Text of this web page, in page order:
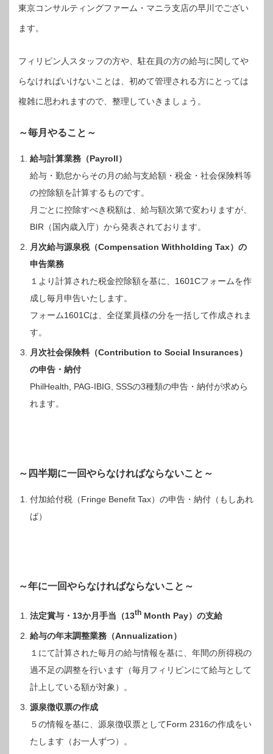
東京コンサルティングファーム・マニラ支店の早川でござい
ます。
フィリピン人スタッフの方や、駐在員の方の給与に関してや
らなければいけないことは、初めて管理される方にとっては
複雑に思われますので、整理していきましょう。
～毎月やること～
給与計算業務（Payroll）
給与・勤怠からその月の給与支給額・税金・社会保険料等
の控除額を計算するものです。
月ごとに控除すべき税額は、給与額次第で変わりますが、
BIR（国内歳入庁）から発表されております。
月次給与源泉税（Compensation Withholding Tax）の
申告業務
１より計算された税金控除額を基に、1601Cフォームを作
成し毎月申告いたします。
フォーム1601Cは、全従業員様の分を一括して作成されま
す。
月次社会保険料（Contribution to Social Insurances）
の申告・納付
PhilHealth, PAG-IBIG, SSSの3種類の申告・納付が求めら
れます。
～四半期に一回やらなければならないこと～
付加給付税（Fringe Benefit Tax）の申告・納付（もしあれ
ば）
～年に一回やらなければならないこと～
法定賞与・13か月手当（13th Month Pay）の支給
給与の年末調整業務（Annualization）
１にて計算された毎月の給与情報を基に、年間の所得税の
過不足の調整を行います（毎月フィリピンにて給与として
計上している額が対象）。
源泉徴収票の作成
５の情報を基に、源泉徴収票としてForm 2316の作成をい
たします（お一人ずつ）。